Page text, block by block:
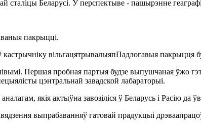
Беларусі. У перспектыве - пашырэнне
пакрыцці.
вільгацятрывалыяпПадлогавыя пакрыцця
Першая пробная партыя будзе выпушчаная ўжо
цэнтральнай завадской лабараторыі.
якія актыўна завозіліся ў Беларусь і Расію да
выпрабаванняў гатовай прадукцыі